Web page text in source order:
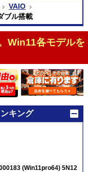
VAIO
ブル搭載
Win11各モデルを
キング
(Win11pro64) 5N12